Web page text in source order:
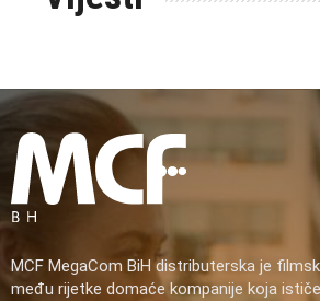
MCF MegaCom BiH distributerska je
među rijetke domaće kompanije koja